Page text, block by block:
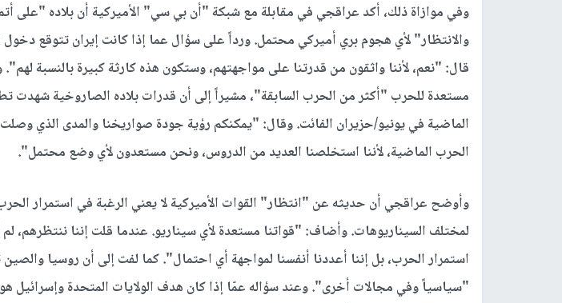
وفي موازاة ذلك، أكد عراقجي في مقابلة مع شبكة "أن بي سي" الأميركية أن بلاده "على
والانتظار" لأي هجوم بري أميركي محتمل. ورداً على سؤال عما إذا كانت إيران تتوقع دخول
قال: "نعم، لأننا واثقون من قدرتنا على مواجهتهم، وستكون هذه كارثة كبيرة بالنسبة
مستعدة للحرب "أكثر من الحرب السابقة"، مشيراً إلى أن قدرات بلاده الصاروخية شهدت
الماضية في يونيو/حزيران الفائت. وقال: "يمكنكم رؤية جودة صواريخنا والمدى الذي
الحرب الماضية، لأننا استخلصنا العديد من الدروس، ونحن مستعدون لأي وضع محتمل".
وأوضح عراقجي أن حديثه عن "انتظار" القوات الأميركية لا يعني الرغبة في استمرار
لمختلف السيناريوهات. وأضاف: "قواتنا مستعدة لأي سيناريو. عندما قلت إننا ننتظرهم،
استمرار الحرب، بل إننا أعددنا أنفسنا لمواجهة أي احتمال". كما لفت إلى أن روسيا
"سياسياً وفي مجالات أخرى". وعند سؤاله عمّا إذا كان هدف الولايات المتحدة وإسرائيل